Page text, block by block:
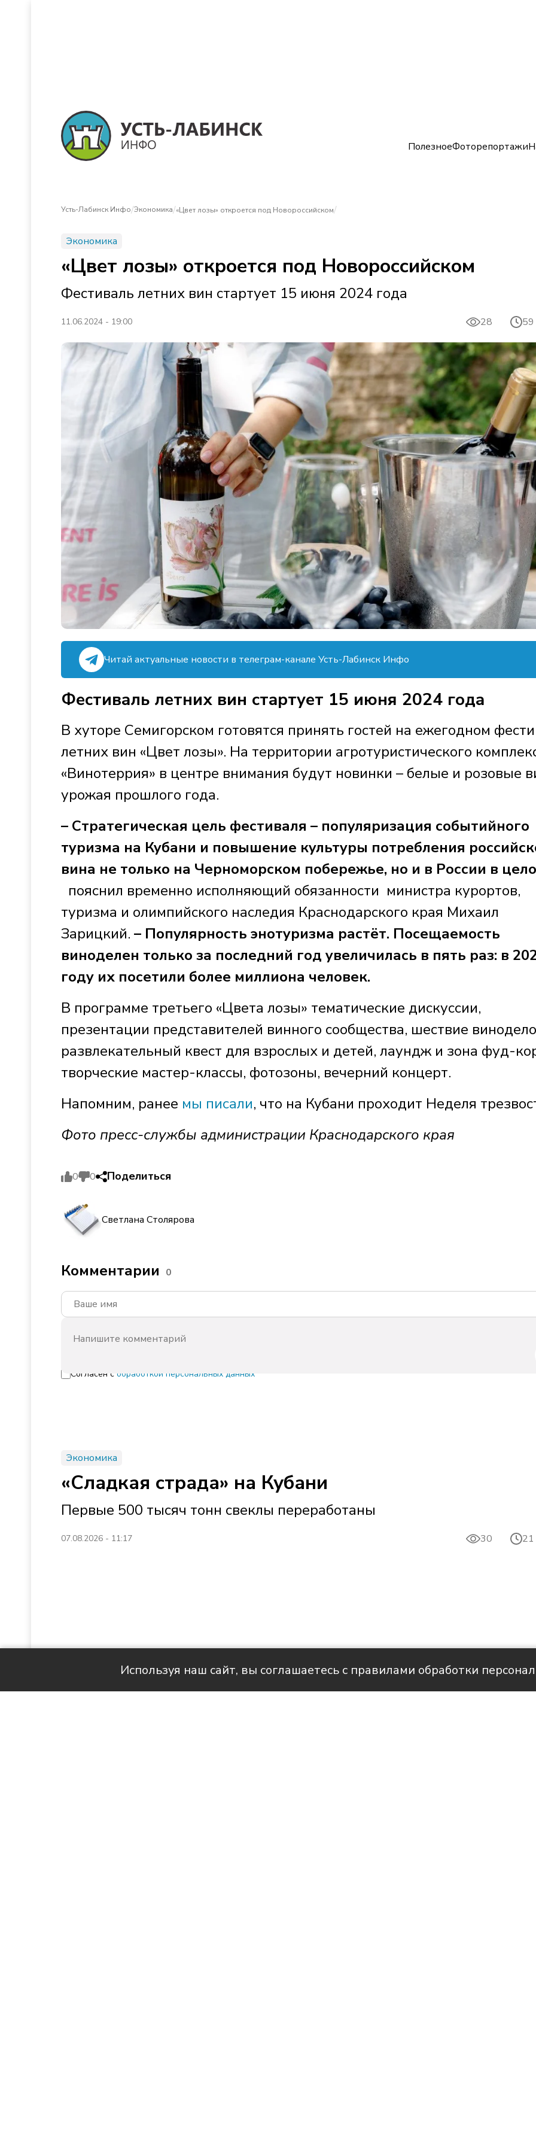
ПолезноеФоторепортажи
Усть-Лабинск Инфо/Экономика/«Цвет лозы» откроется под Новороссийском/
Экономика
«Цвет лозы» откроется под Новороссийском
Фестиваль летних вин стартует 15 июня 2024 года
11.06.2024 - 19:00 28 59
Читай актуальные новости в телеграм-канале Усть-Лабинск Инфо
Фестиваль летних вин стартует 15 июня 2024 года
В хуторе Семигорском готовятся принять гостей на ежегодном
летних вин «Цвет лозы». На территории агротуристического
«Винотеррия» в центре внимания будут новинки – белые и розовые
урожая прошлого года.
– Стратегическая цель фестиваля – популяризация событийного
туризма на Кубани и повышение культуры потребления
вина не только на Черноморском побережье, но и в России в
пояснил временно исполняющий обязанности министра курортов,
туризма и олимпийского наследия Краснодарского края Михаил
Зарицкий. – Популярность энотуризма растёт. Посещаемость
виноделен только за последний год увеличилась в пять раз: в
году их посетили более миллиона человек.
В программе третьего «Цвета лозы» тематические дискуссии,
презентации представителей винного сообщества, шествие
развлекательный квест для взрослых и детей, лаундж и зона фуд-
творческие мастер-классы, фотозоны, вечерний концерт.
Напомним, ранее мы писали, что на Кубани проходит Неделя
Фото пресс-службы администрации Краснодарского края
0 0 Поделиться
Светлана Столярова
Комментарии 0
Согласен с обработкой персональных данных
Экономика
«Сладкая страда» на Кубани
Первые 500 тысяч тонн свеклы переработаны
07.08.2026 - 11:17 30 21
Используя наш сайт, вы соглашаетесь с правилами обработки